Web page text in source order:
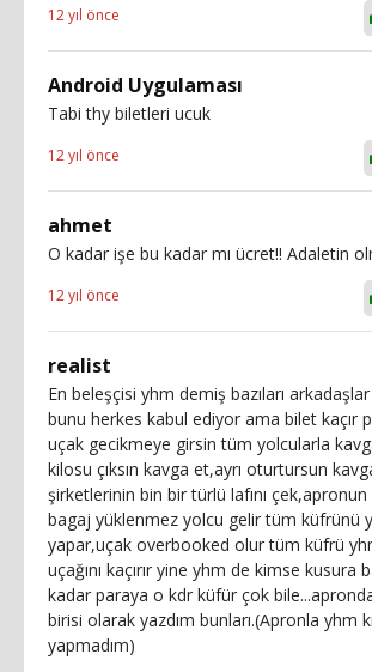
12 yıl önce
Android Uygulaması
Tabi thy biletleri ucuk
12 yıl önce
ahmet
O kadar işe bu kadar mı ücret!! Adaletin
12 yıl önce
realist
En beleşçisi yhm demiş bazıları
bunu herkes kabul ediyor ama bilet kaçır
uçak gecikmeye girsin tüm yolcularla
kilosu çıksın kavga et,ayrı oturtursun
şirketlerinin bin bir türlü lafını çek,apronun
bagaj yüklenmez yolcu gelir tüm küfrünü
yapar,uçak overbooked olur tüm küfrü
uçağını kaçırır yine yhm de kimse kusura
kadar paraya o kdr küfür çok bile...apronda
birisi olarak yazdım bunları.(Apronla yhm
yapmadım)